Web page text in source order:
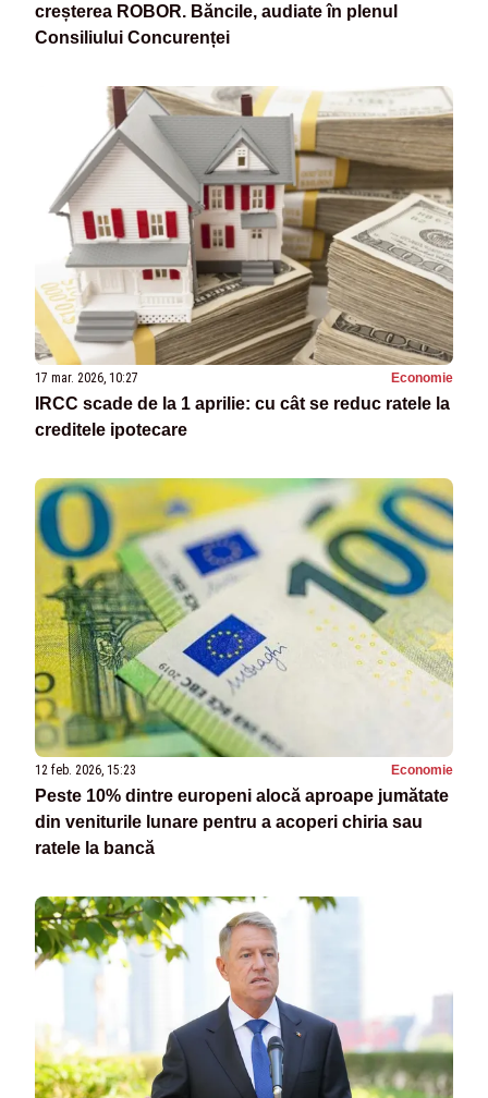
creșterea ROBOR. Băncile, audiate în plenul
Consiliului Concurenței
17 mar. 2026, 10:27 Economie
IRCC scade de la 1 aprilie: cu cât se reduc ratele la
creditele ipotecare
12 feb. 2026, 15:23 Economie
Peste 10% dintre europeni alocă aproape jumătate
din veniturile lunare pentru a acoperi chiria sau
ratele la bancă